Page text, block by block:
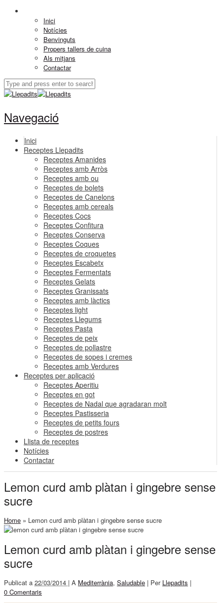
Inici
Notícies
Benvinguts
Propers tallers de cuina
Als mitjans
Contactar
Navegació
Inici
Receptes Llepadits
Receptes Amanides
Receptes amb Arròs
Receptes amb ou
Receptes de bolets
Receptes de Canelons
Receptes amb cereals
Receptes Cocs
Receptes Confitura
Receptes Conserva
Receptes Coques
Receptes de croquetes
Receptes Escabetx
Receptes Fermentats
Receptes Gelats
Receptes Granissats
Receptes amb làctics
Receptes light
Receptes Llegums
Receptes Pasta
Receptes de peix
Receptes de pollastre
Receptes de sopes i cremes
Receptes amb Verdures
Receptes per aplicació
Receptes Aperitiu
Receptes en got
Receptes de Nadal que agradaran molt
Receptes Pastisseria
Receptes de petits fours
Receptes de postres
Llista de receptes
Notícies
Contactar
Lemon curd amb plàtan i gingebre sense
sucre
Home » Lemon curd amb plàtan i gingebre sense sucre
Lemon curd amb plàtan i gingebre sense
sucre
Publicat a 22/03/2014 | A Mediterrània, Saludable | Per Llepadits |
0 Comentaris